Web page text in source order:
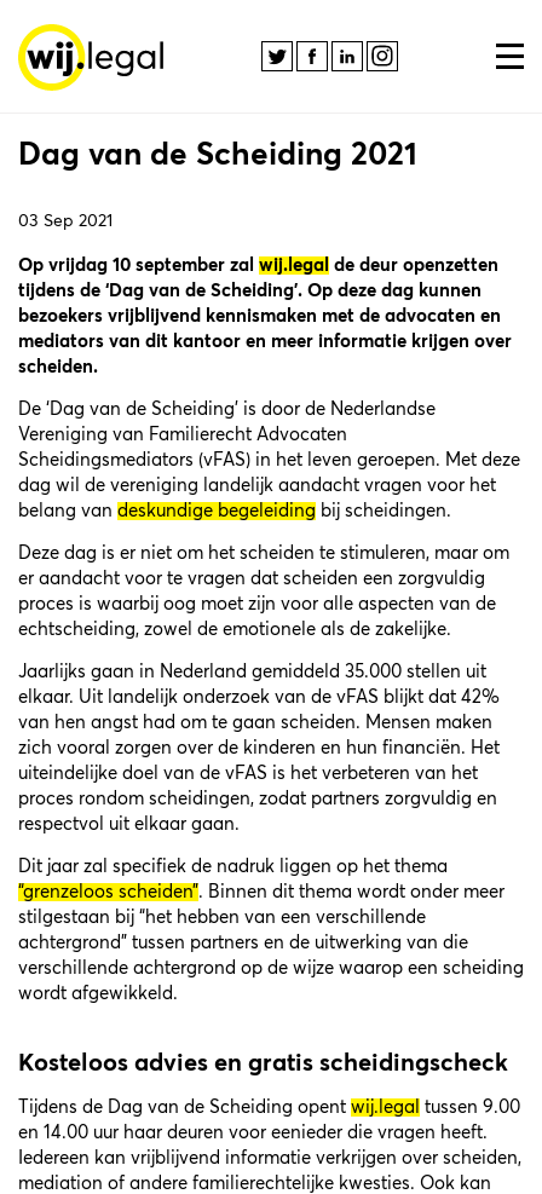
Dag van de Scheiding 2021
03 Sep 2021
Op vrijdag 10 september zal wij.legal de deur openzetten
tijdens de ‘Dag van de Scheiding’. Op deze dag kunnen
bezoekers vrijblijvend kennismaken met de advocaten en
mediators van dit kantoor en meer informatie krijgen over
scheiden.
De ‘Dag van de Scheiding’ is door de Nederlandse
Vereniging van Familierecht Advocaten
Scheidingsmediators (vFAS) in het leven geroepen. Met deze
dag wil de vereniging landelijk aandacht vragen voor het
belang van deskundige begeleiding bij scheidingen.
Deze dag is er niet om het scheiden te stimuleren, maar om
er aandacht voor te vragen dat scheiden een zorgvuldig
proces is waarbij oog moet zijn voor alle aspecten van de
echtscheiding, zowel de emotionele als de zakelijke.
Jaarlijks gaan in Nederland gemiddeld 35.000 stellen uit
elkaar. Uit landelijk onderzoek van de vFAS blijkt dat 42%
van hen angst had om te gaan scheiden. Mensen maken
zich vooral zorgen over de kinderen en hun financiën. Het
uiteindelijke doel van de vFAS is het verbeteren van het
proces rondom scheidingen, zodat partners zorgvuldig en
respectvol uit elkaar gaan.
Dit jaar zal specifiek de nadruk liggen op het thema
“grenzeloos scheiden”. Binnen dit thema wordt onder meer
stilgestaan bij “het hebben van een verschillende
achtergrond” tussen partners en de uitwerking van die
verschillende achtergrond op de wijze waarop een scheiding
wordt afgewikkeld.
Kosteloos advies en gratis scheidingscheck
Tijdens de Dag van de Scheiding opent wij.legal tussen 9.00
en 14.00 uur haar deuren voor eenieder die vragen heeft.
Iedereen kan vrijblijvend informatie verkrijgen over scheiden,
mediation of andere familierechtelijke kwesties. Ook kan